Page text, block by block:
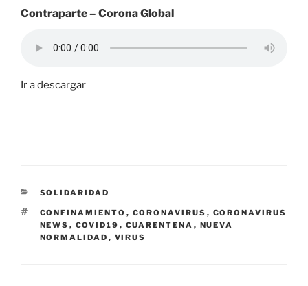
Contraparte – Corona Global
Ir a descargar
CATEGORÍAS
SOLIDARIDAD
ETIQUETAS
CONFINAMIENTO , CORONAVIRUS , CORONAVIRUS
NEWS , COVID19 , CUARENTENA , NUEVA
NORMALIDAD , VIRUS